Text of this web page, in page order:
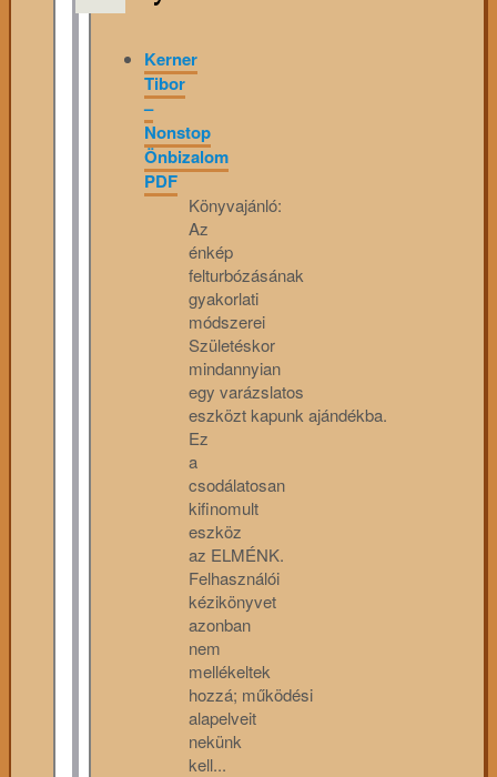
Kerner
Tibor
–
Nonstop
Önbizalom
PDF
Könyvajánló:
Az
énkép
felturbózásának
gyakorlati
módszerei
Születéskor
mindannyian
egy varázslatos
eszközt kapunk ajándékba.
Ez
a
csodálatosan
kifinomult
eszköz
az ELMÉNK.
Felhasználói
kézikönyvet
azonban
nem
mellékeltek
hozzá; működési
alapelveit
nekünk
kell...